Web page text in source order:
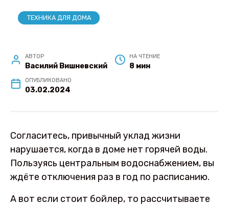
ТЕХНИКА ДЛЯ ДОМА
АВТОР
Василий Вишневский
НА ЧТЕНИЕ
8 мин
ОПУБЛИКОВАНО
03.02.2024
Согласитесь, привычный уклад жизни
нарушается, когда в доме нет горячей воды.
Пользуясь центральным водоснабжением, вы
ждёте отключения раз в год по расписанию.
А вот если стоит бойлер, то рассчитываете